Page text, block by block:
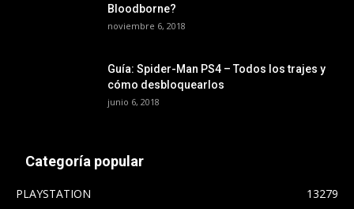
Bloodborne?
noviembre 6, 2018
Guía: Spider-Man PS4 – Todos los trajes y
cómo desbloquearlos
junio 6, 2018
Categoría popular
PLAYSTATION
13279